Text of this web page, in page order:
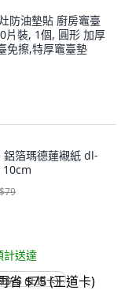
防油墊貼 廚房竈臺
片裝, 1個, 圓形 加厚
免擦,特厚竈臺墊
箔瑪德蓮襯紙 dl-
10cm
$79
計送達
$75 (王道卡)